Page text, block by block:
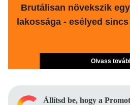
Brutálisan növekszik
lakossága - esélyed
Olvass
Állítsd be, hogy a